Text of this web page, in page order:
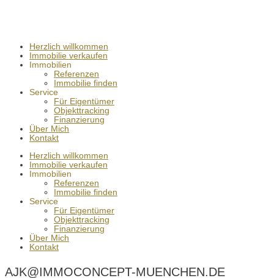
Herzlich willkommen
Immobilie verkaufen
Immobilien
Referenzen
Immobilie finden
Service
Für Eigentümer
Objekttracking
Finanzierung
Über Mich
Kontakt
Herzlich willkommen
Immobilie verkaufen
Immobilien
Referenzen
Immobilie finden
Service
Für Eigentümer
Objekttracking
Finanzierung
Über Mich
Kontakt
AJK@IMMOCONCEPT-MUENCHEN.DE